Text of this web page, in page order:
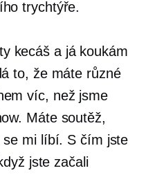
trychtýře.
kecáš a já koukám
to, že máte různé
víc, než jsme
Máte soutěž,
mi líbí. S čím jste
jste začali